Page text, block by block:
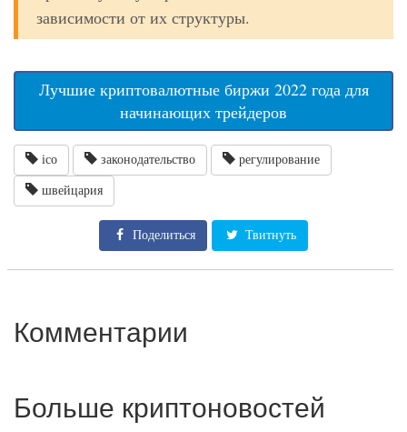
зависимости от их структуры.
Лучшие криптовалютные биржи 2022 года для
начинающих трейдеров
ico законодательство регулирование
швейцария
Поделиться Твитнуть
Комментарии
Больше криптоновостей